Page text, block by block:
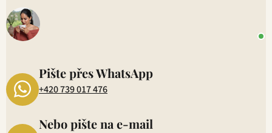
Pište přes WhatsApp
+420 739 017 476
Nebo pište na e-mail